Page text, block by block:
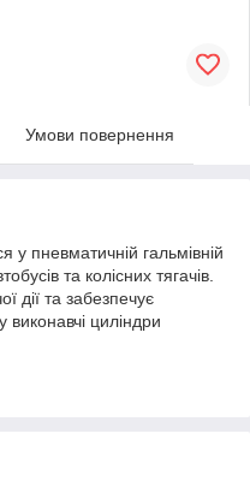
Умови повернення
у пневматичній гальмівній
та колісних тягачів.
дії та забезпечує
циліндри